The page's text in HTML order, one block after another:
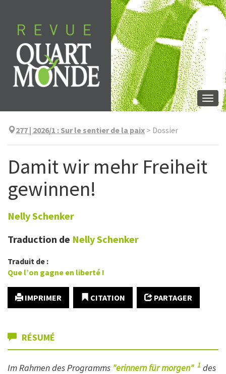
contenu
277 | 2026/1 : Sur le sentier de la paix > Dossier
Damit wir mehr Freiheit
gewinnen!
NellySchenker
Traduction de NellySchenker
Traduit de :
Que l’on gagne en liberté !
IMPRIMER CITATION PARTAGER
RÉSUMÉ
Im Rahmen des Programms "erinnern für morgen" 1 des